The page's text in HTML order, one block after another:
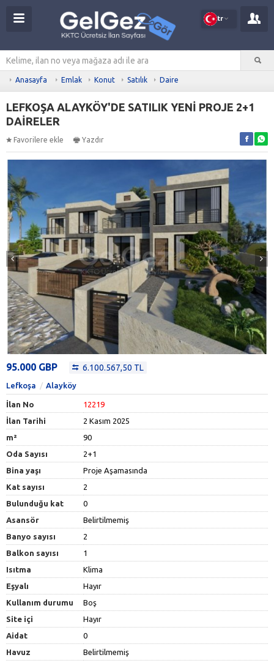
tr
Anasayfa Emlak Konut Satılık Daire
LEFKOŞA ALAYKÖY'DE SATILIK YENİ PROJE 2+1
DAİRELER
Favorilere ekle Yazdır
95.000 GBP 6.100.567,50 TL
Lefkoşa Alayköy
İlan No
12219
İlan Tarihi
2 Kasım 2025
m²
90
Oda Sayısı
2+1
Bina yaşı
Proje Aşamasında
Kat sayısı
2
Bulunduğu kat
0
Asansör
Belirtilmemiş
Banyo sayısı
2
Balkon sayısı
1
Isıtma
Klima
Eşyalı
Hayır
Kullanım durumu
Boş
Site içi
Hayır
Aidat
0
Havuz
Belirtilmemiş